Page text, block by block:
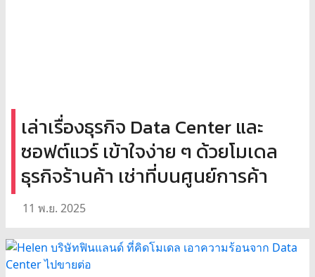
เล่าเรื่องธุรกิจ Data Center และ
ซอฟต์แวร์ เข้าใจง่าย ๆ ด้วยโมเดล
ธุรกิจร้านค้า เช่าที่บนศูนย์การค้า
11 พ.ย. 2025